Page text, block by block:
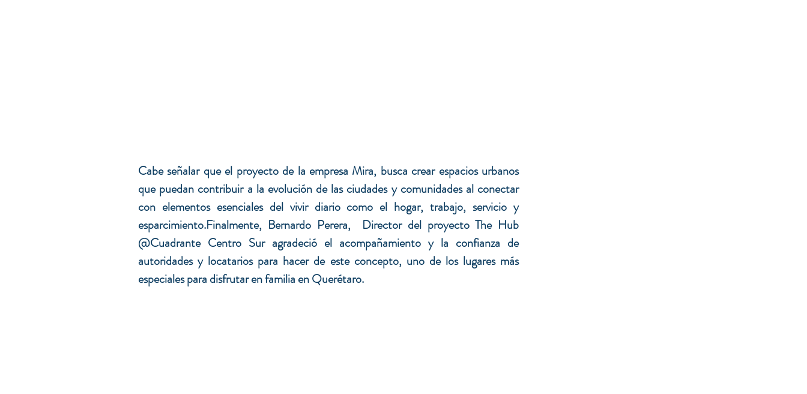
Cabe señalar que el proyecto de la empresa Mira, busca crear espacios urbanos
que puedan contribuir a la evolución de las ciudades y comunidades al conectar
con elementos esenciales del vivir diario como el hogar, trabajo, servicio y
esparcimiento.Finalmente, Bernardo Perera,  Director del proyecto The Hub
@Cuadrante Centro Sur agradeció el acompañamiento y la confianza de
autoridades y locatarios para hacer de este concepto, uno de los lugares más
especiales para disfrutar en familia en Querétaro.